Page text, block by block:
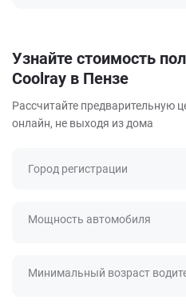
Узнайте стоимость
Coolray в Пензе
Рассчитайте предварительную
онлайн, не выходя из дома
Город регистрации
Мощность автомобиля
Минимальный возраст